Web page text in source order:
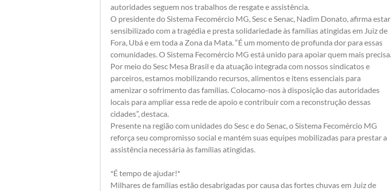
autoridades seguem nos trabalhos de resgate e assistência.
O presidente do Sistema Fecomércio MG, Sesc e Senac, Nadim Donato, afirma estar
sensibilizado com a tragédia e presta solidariedade às famílias atingidas em Juiz de
Fora, Ubá e em toda a Zona da Mata. “É um momento de profunda dor para essas
comunidades. O Sistema Fecomércio MG está unido para apoiar quem mais precisa.
Por meio do Sesc Mesa Brasil e da atuação integrada com nossos sindicatos e
parceiros, estamos mobilizando recursos, alimentos e itens essenciais para
amenizar o sofrimento das famílias. Colocamo-nos à disposição das autoridades
locais para ampliar essa rede de apoio e contribuir com a reconstrução dessas
cidades”, destaca.
Presente na região com unidades do Sesc e do Senac, o Sistema Fecomércio MG
reforça seu compromisso social e mantém suas equipes mobilizadas para prestar a
assistência necessária às famílias atingidas.
*É tempo de ajudar!*
Milhares de famílias estão desabrigadas por causa das fortes chuvas em Juiz de